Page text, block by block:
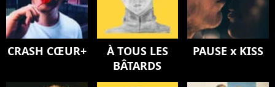
CRASH CŒUR+
À TOUS LES
BÂTARDS
PAUSE x KISS